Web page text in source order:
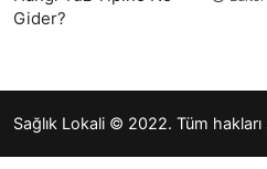
Sağlık Lokali © 2022. Tüm hakları